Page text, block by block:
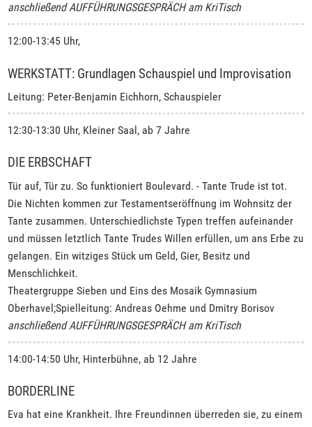
anschließend AUFFÜHRUNGSGESPRÄCH am KriTisch
12:00-13:45 Uhr,
WERKSTATT: Grundlagen Schauspiel und Improvisation
Leitung: Peter-Benjamin Eichhorn, Schauspieler
12:30-13:30 Uhr, Kleiner Saal, ab 7 Jahre
DIE ERBSCHAFT
Tür auf, Tür zu. So funktioniert Boulevard. - Tante Trude ist tot.
Die Nichten kommen zur Testamentseröffnung im Wohnsitz der
Tante zusammen. Unterschiedlichste Typen treffen aufeinander
und müssen letztlich Tante Trudes Willen erfüllen, um ans Erbe zu
gelangen. Ein witziges Stück um Geld, Gier, Besitz und
Menschlichkeit.
Theatergruppe Sieben und Eins des Mosaik Gymnasium
Oberhavel;Spielleitung: Andreas Oehme und Dmitry Borisov
anschließend AUFFÜHRUNGSGESPRÄCH am KriTisch
14:00-14:50 Uhr, Hinterbühne, ab 12 Jahre
BORDERLINE
Eva hat eine Krankheit. Ihre Freundinnen überreden sie, zu einem